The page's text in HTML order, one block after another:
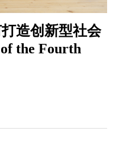
造创新型社会
the Fourth